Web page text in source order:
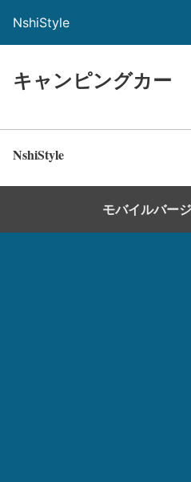
NshiStyle
キャンピングカー
NshiStyle
モバイルバー